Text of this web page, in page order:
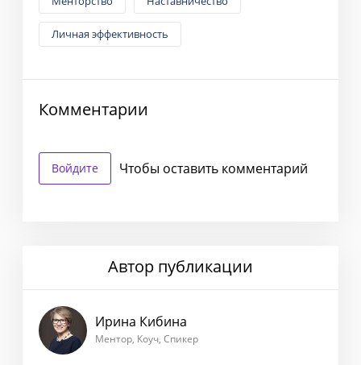
Личная эффективность
Комментарии
Войдите Чтобы оставить комментарий
Автор публикации
Ирина Кибина
Ментор, Коуч, Спикер